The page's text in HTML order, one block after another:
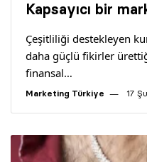
Kapsayıcı bir
Çeşitliliği destekleyen
daha güçlü fikirler
finansal…
Marketing Türkiye 17